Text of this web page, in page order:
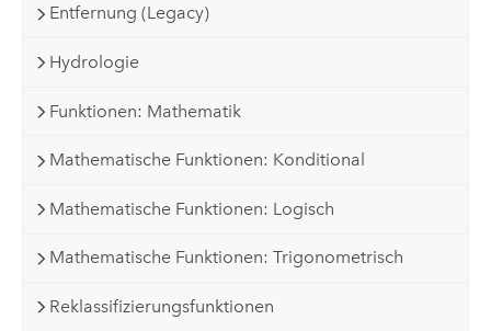
Entfernung (Legacy)
Hydrologie
Funktionen: Mathematik
Mathematische Funktionen: Konditional
Mathematische Funktionen: Logisch
Mathematische Funktionen: Trigonometrisch
Reklassifizierungsfunktionen